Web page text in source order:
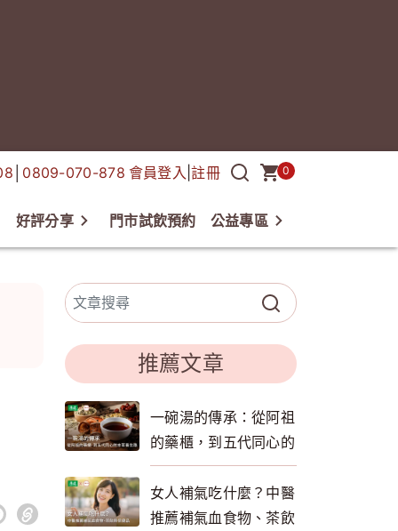
0809-070-878 會員登入 |註冊 0
好評分享 門市試飲預約 公益專區
推薦文章
一碗湯的傳承：從阿祖
的藥櫃，到五代同心的
本草養生路
女人補氣吃什麼？中醫
推薦補氣血食物、茶飲